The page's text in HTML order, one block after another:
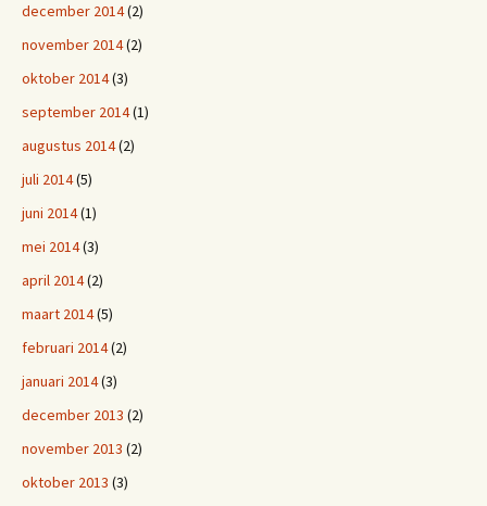
december 2014(2)
november 2014(2)
oktober 2014(3)
september 2014(1)
augustus 2014(2)
juli 2014(5)
juni 2014(1)
mei 2014(3)
april 2014(2)
maart 2014(5)
februari 2014(2)
januari 2014(3)
december 2013 (2)
november 2013 (2)
oktober 2013 (3)